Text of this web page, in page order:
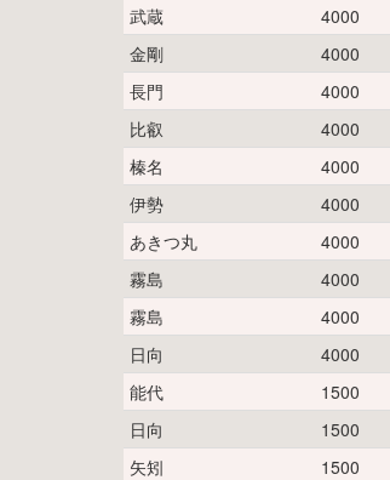
武蔵
4000
金剛
4000
長門
4000
比叡
4000
榛名
4000
伊勢
4000
あきつ丸
4000
霧島
4000
霧島
4000
日向
4000
能代
1500
日向
1500
矢矧
1500